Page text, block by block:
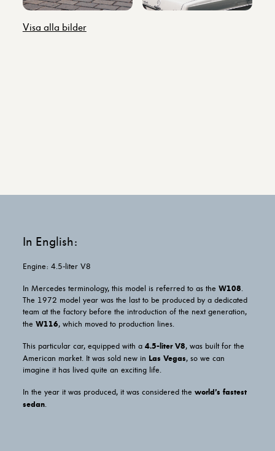
Visa alla bilder
In English:
Engine: 4.5-liter V8
In Mercedes terminology, this model is referred to as the W108.
The 1972 model year was the last to be produced by a dedicated
team at the factory before the introduction of the next generation,
the W116, which moved to production lines.
This particular car, equipped with a 4.5-liter V8, was built for the
American market. It was sold new in Las Vegas, so we can
imagine it has lived quite an exciting life.
In the year it was produced, it was considered the world’s fastest
sedan.
funktionalitet
och erbjudanden.